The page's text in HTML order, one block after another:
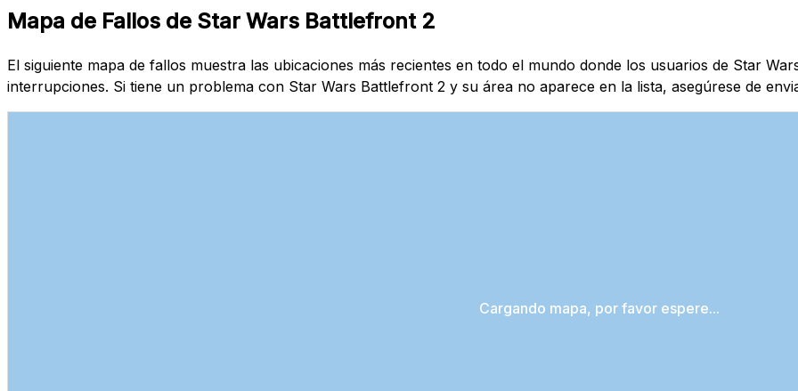
Mapa de Fallos de Star Wars Battlefront 2
El siguiente mapa de fallos muestra las ubicaciones más recientes en todo el mundo donde los usuarios de Star
interrupciones. Si tiene un problema con Star Wars Battlefront 2 y su área no aparece en la lista, asegúrese de
Cargando mapa, por favor espere...